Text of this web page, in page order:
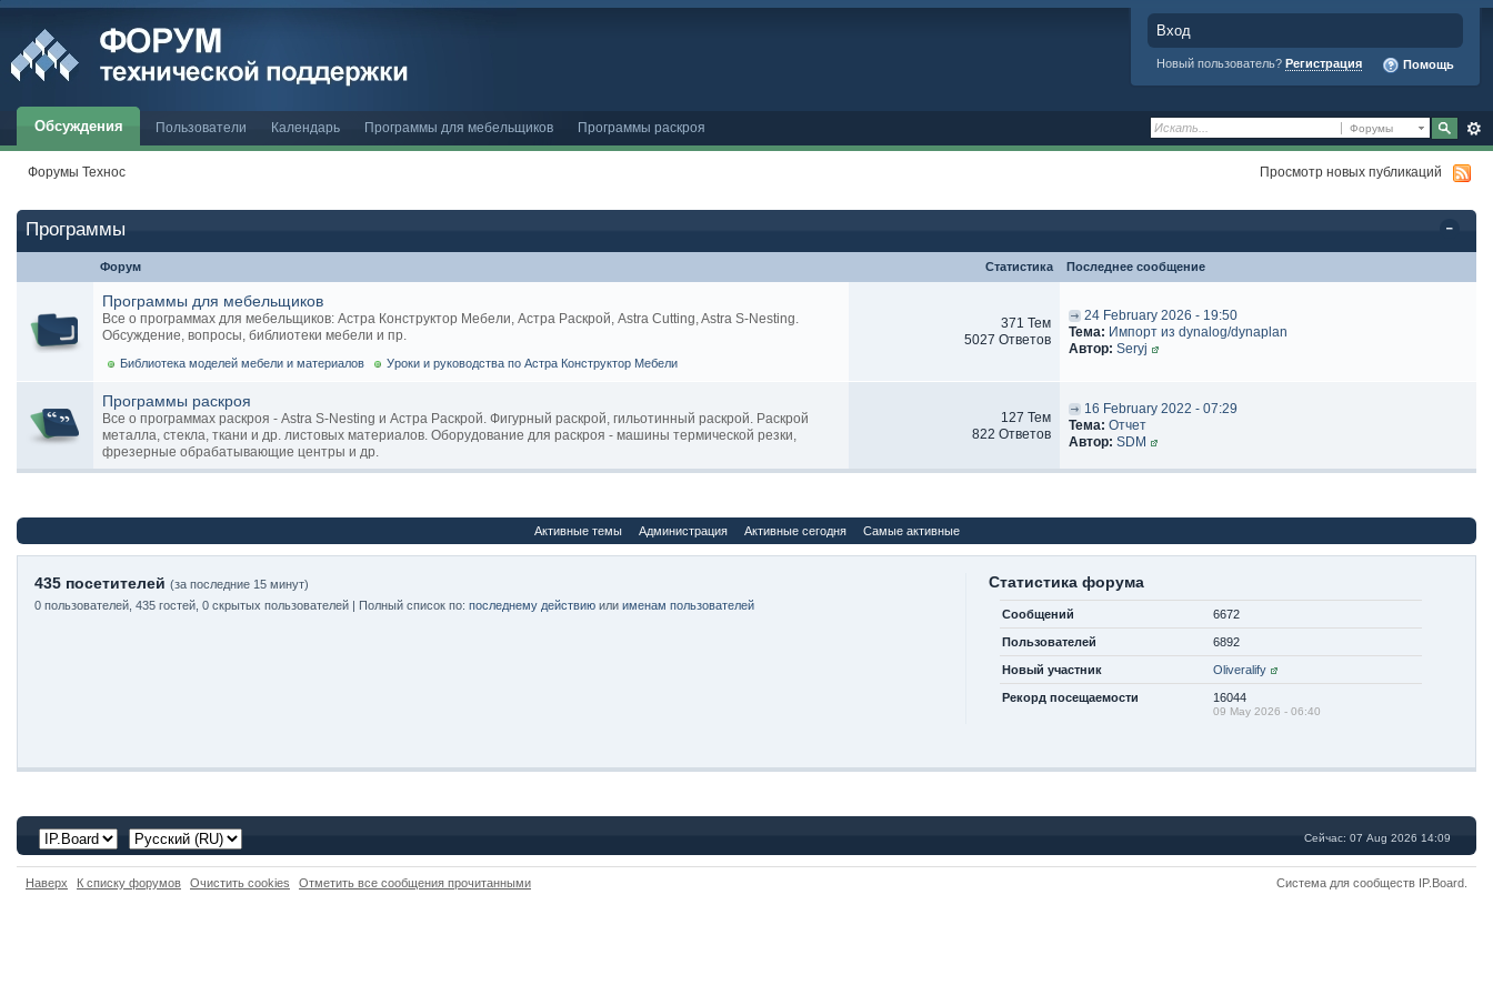
Вход
Новый пользователь? Регистрация Помощь
Форумы
Обсуждения Пользователи Календарь Программы для мебельщиков Программы раскроя
Форумы Технос Просмотр новых публикаций
Программы
Форум Статистика Последнее сообщение
Программы для мебельщиков
Все о программах для мебельщиков: Астра Конструктор Мебели, Астра Раскрой, Astra Cutting, Astra S-Nesting.
Обсуждение, вопросы, библиотеки мебели и пр.
Библиотека моделей мебели и материалов Уроки и руководства по Астра Конструктор Мебели
371 Тем
5027 Ответов
24 February 2026 - 19:50
Тема: Импорт из dynalog/dynaplan
Автор: Seryj
Программы раскроя
Все о программах раскроя - Astra S-Nesting и Астра Раскрой. Фигурный раскрой, гильотинный раскрой. Раскрой
металла, стекла, ткани и др. листовых материалов. Оборудование для раскроя - машины термической резки,
фрезерные обрабатывающие центры и др.
127 Тем
822 Ответов
16 February 2022 - 07:29
Тема: Отчет
Автор: SDM
Активные темы Администрация Активные сегодня Самые активные
Статистика форума
Сообщений 6672
Пользователей 6892
Новый участник Oliveralify
Рекорд посещаемости 16044
09 May 2026 - 06:40
435 посетителей (за последние 15 минут)
0 пользователей, 435 гостей, 0 скрытых пользователей | Полный список по: последнему действию или именам пользователей
Сейчас: 07 Aug 2026 14:09
Наверх К списку форумов Очистить cookies Отметить все сообщения прочитанными Система для сообществ IP.Board